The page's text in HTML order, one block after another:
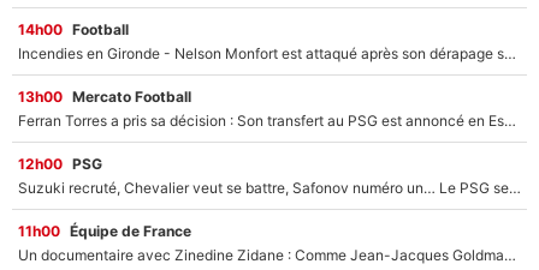
14h00 Football
Incendies en Gironde - Nelson Monfort est attaqué après son dérapage sur CNews : «Et lui, il prend combien pour parler dans un studio climatisé?»
13h00 Mercato Football
Ferran Torres a pris sa décision : Son transfert au PSG est annoncé en Espagne !
12h00 PSG
Suzuki recruté, Chevalier veut se battre, Safonov numéro un… Le PSG se lance encore dans un gros chantier pour le poste de gardien de but
11h00 Équipe de France
Un documentaire avec Zinedine Zidane : Comme Jean-Jacques Goldman et Mylène Farmer, le nouveau sélectionneur de l'équipe de France a recalé une journaliste très connue